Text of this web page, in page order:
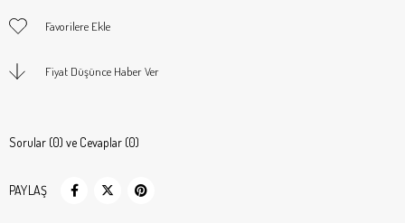
Favorilere Ekle
Fiyat Düşünce Haber Ver
Sorular (0) ve Cevaplar (0)
PAYLAŞ